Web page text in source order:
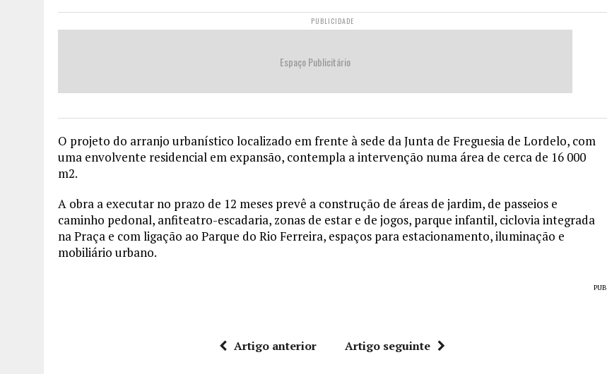
PUBLICIDADE
Espaço Publicitário
O projeto do arranjo urbanístico localizado em frente à sede da Junta de Freguesia de Lordelo, com
uma envolvente residencial em expansão, contempla a intervenção numa área de cerca de 16 000
m2.
A obra a executar no prazo de 12 meses prevê a construção de áreas de jardim, de passeios e
caminho pedonal, anfiteatro-escadaria, zonas de estar e de jogos, parque infantil, ciclovia integrada
na Praça e com ligação ao Parque do Rio Ferreira, espaços para estacionamento, iluminação e
mobiliário urbano.
PUB
Artigo anterior Artigo seguinte